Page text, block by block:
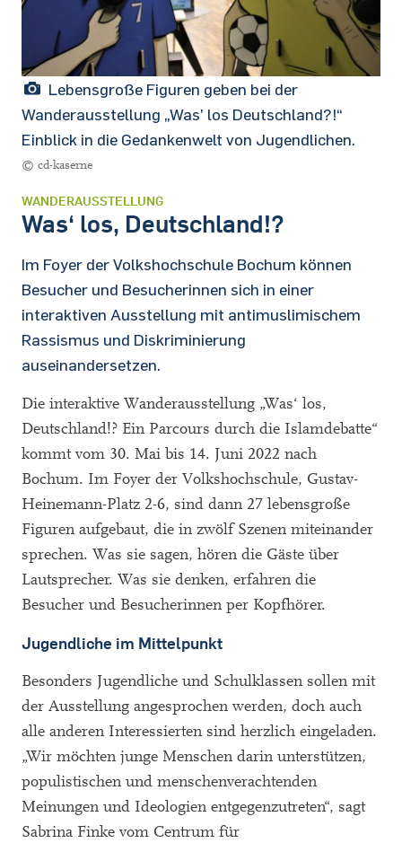
Lebensgroße Figuren geben bei der
Wanderausstellung „Was’ los Deutschland?!“
Einblick in die Gedankenwelt von Jugendlichen.
© cd-kaserne
WANDERAUSSTELLUNG
Was‘ los, Deutschland!?
Im Foyer der Volkshochschule Bochum können
Besucher und Besucherinnen sich in einer
interaktiven Ausstellung mit antimuslimischem
Rassismus und Diskriminierung
auseinandersetzen.
Die interaktive Wanderausstellung „Was‘ los,
Deutschland!? Ein Parcours durch die Islamdebatte“
kommt vom 30. Mai bis 14. Juni 2022 nach
Bochum. Im Foyer der Volkshochschule, Gustav-
Heinemann-Platz 2-6, sind dann 27 lebensgroße
Figuren aufgebaut, die in zwölf Szenen miteinander
sprechen. Was sie sagen, hören die Gäste über
Lautsprecher. Was sie denken, erfahren die
Besucher und Besucherinnen per Kopfhörer.
Jugendliche im Mittelpunkt
Besonders Jugendliche und Schulklassen sollen mit
der Ausstellung angesprochen werden, doch auch
alle anderen Interessierten sind herzlich eingeladen.
„Wir möchten junge Menschen darin unterstützen,
populistischen und menschenverachtenden
Meinungen und Ideologien entgegenzutreten“, sagt
Sabrina Finke vom Centrum für